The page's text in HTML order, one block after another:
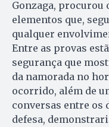
Gonzaga, procurou
elementos que,
qualquer
Entre as provas
segurança que
da namorada no
ocorrido, além de
conversas entre os
defesa,